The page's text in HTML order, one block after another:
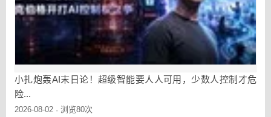
小扎炮轰AI末日论！超级智能要人人可用，少数人控制才危
险...
2026-08-02 · 浏览80次